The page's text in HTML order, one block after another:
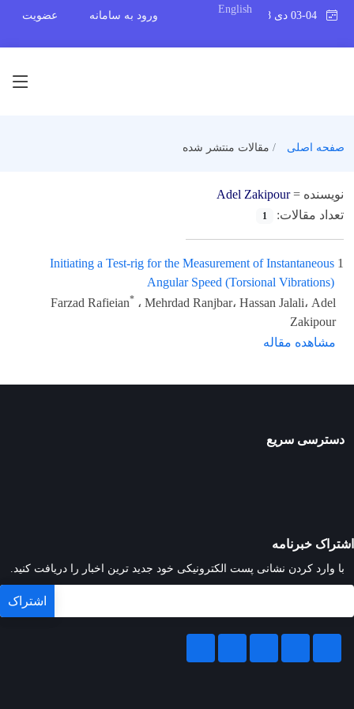
English
ورود به سامانه عضویت
صفحه اصلی مقالات منتشر شده
نویسنده =Adel Zakipour
تعداد مقالات:
1
1
Initiating a Test-rig for the Measurement of Instantaneous
Angular Speed (Torsional Vibrations)
Farzad Rafieian* ، Mehrdad Ranjbar، Hassan Jalali، Adel
Zakipour
مشاهده مقاله
دسترسی سریع
اشتراک خبرنامه
با وارد کردن نشانی پست الکترونیکی خود جدید ترین اخبار را دریافت کنید.